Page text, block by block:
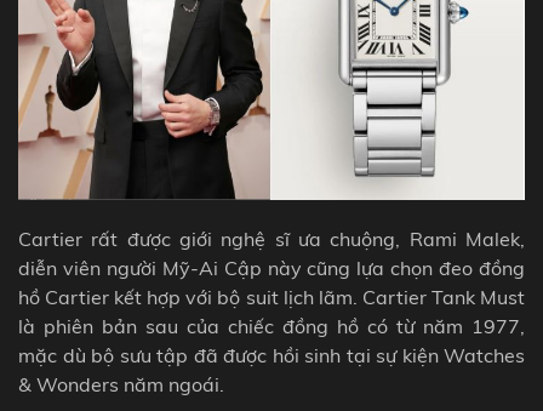
Cartier rất được giới nghệ sĩ ưa chuộng, Rami Malek,
diễn viên người Mỹ-Ai Cập này cũng lựa chọn đeo đồng
hồ Cartier kết hợp với bộ suit lịch lãm. Cartier Tank Must
là phiên bản sau của chiếc đồng hồ có từ năm 1977,
mặc dù bộ sưu tập đã được hồi sinh tại sự kiện Watches
& Wonders năm ngoái.